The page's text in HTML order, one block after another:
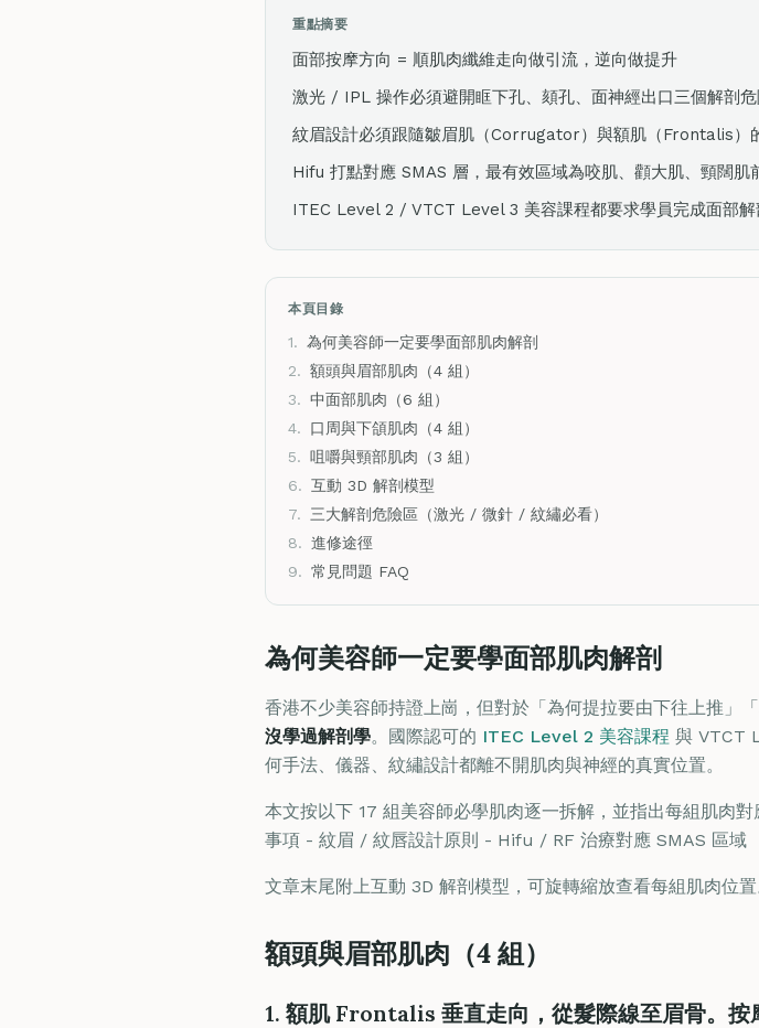
重點摘要
面部按摩方向 = 順肌肉纖維走向做引流，逆向做提升
激光 / IPL 操作必須避開眶下孔、頦孔、面神經出口三個解剖危
紋眉設計必須跟隨皺眉肌（Corrugator）與額肌（Frontalis）
Hifu 打點對應 SMAS 層，最有效區域為咬肌、顴大肌、頸闊肌
ITEC Level 2 / VTCT Level 3 美容課程都要求學員完成面部解
本頁目錄
1. 為何美容師一定要學面部肌肉解剖
2. 額頭與眉部肌肉（4 組）
3. 中面部肌肉（6 組）
4.
口周與下頜肌肉（4 組）
5. 咀嚼與頸部肌肉（3 組）
6. 互動 3D 解剖模型
7.
三大解剖危險區（激光 / 微針 / 紋繡必看）
8. 進修途徑
9. 常見問題 FAQ
為何美容師一定要學面部肌肉解剖
香港不少美容師持證上崗，但對於「為何提拉要由下往上推」
沒學過解剖學。國際認可的 ITEC Level 2 美容課程 與 VTCT
何手法、儀器、紋繡設計都離不開肌肉與神經的真實位置。
本文按以下 17 組美容師必學肌肉逐一拆解，並指出每組肌肉
事項 - 紋眉 / 紋唇設計原則 - Hifu / RF 治療對應 SMAS 區域
文章末尾附上互動 3D 解剖模型，可旋轉縮放查看每組肌肉位置
額頭與眉部肌肉（4 組）
1. 額肌 Frontalis 垂直走向，從髮際線至眉骨。 按